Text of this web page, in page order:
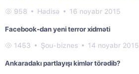
958 Hadisə 16 noyabr 2015
Facebook-dan yeni terror xidməti
1453 Şou-biznes 14 noyabr 2015
Ankaradakı partlayışı kimlər törədib?